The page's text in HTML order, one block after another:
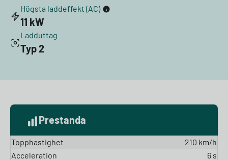
Högsta laddeffekt (AC)
11 kW
Ladduttag
Typ 2
Prestanda
Topphastighet
210 km/h
Acceleration
6 s